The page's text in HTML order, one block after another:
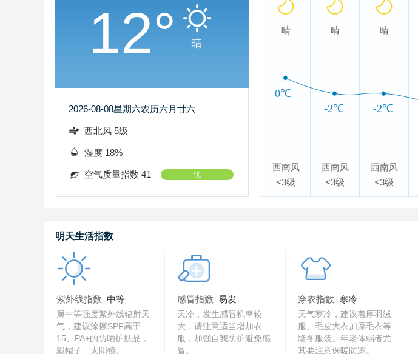
12° 晴
2026-08-08星期六农历六月廿六
西北风 5级
湿度 18%
空气质量指数 41 优
晴
西南风
<3级
晴
西南风
<3级
晴
西南风
<3级
0℃
-2℃
-2℃
明天生活指数
紫外线指数 中等
属中等强度紫外线辐射天
气，建议涂擦SPF高于
15、PA+的防晒护肤品，
戴帽子、太阳镜。
感冒指数 易发
天冷，发生感冒机率较
大，请注意适当增加衣
服，加强自我防护避免感
冒。
穿衣指数 寒冷
天气寒冷，建议着厚羽绒
服、毛皮大衣加厚毛衣等
隆冬服装。年老体弱者尤
其要注意保暖防冻。